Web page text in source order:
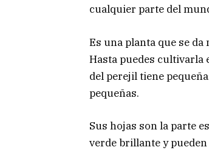
cualquier parte del
Es una planta que se
Hasta puedes cultivarla
del perejil tiene
pequeñas.
Sus hojas son la parte
verde brillante y